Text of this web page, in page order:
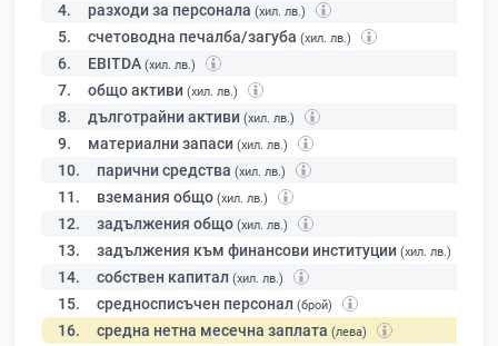
4. разходи за персонала (хил. лв.)
5. счетоводна печалба/загуба (хил. лв.)
6. EBITDA (хил. лв.)
7. общо активи (хил. лв.)
8. дълготрайни активи (хил. лв.)
9. материални запаси (хил. лв.)
10. парични средства (хил. лв.)
11. вземания общо (хил. лв.)
12. задължения общо (хил. лв.)
13. задължения към финансови институции (хил. лв.)
14. собствен капитал (хил. лв.)
15. средносписъчен персонал (брой)
16. средна нетна месечна заплата (лева)